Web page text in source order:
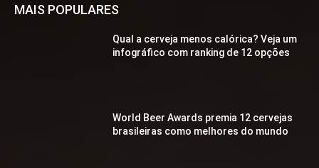
MAIS POPULARES
Qual a cerveja menos calórica? Veja um
infográfico com ranking de 12 opções
World Beer Awards premia 12 cervejas
brasileiras como melhores do mundo